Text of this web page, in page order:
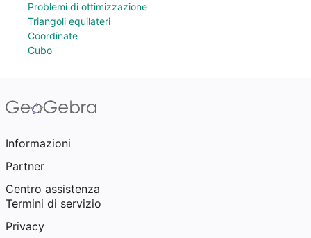
Problemi di ottimizzazione
Triangoli equilateri
Coordinate
Cubo
Informazioni
Partner
Centro assistenza
Termini di servizio
Privacy